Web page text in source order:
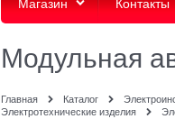
Модульная
Главная Каталог
Электротехнические изделия